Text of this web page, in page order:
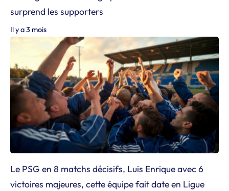
surprend les supporters
Il y a 3 mois
Le PSG en 8 matchs décisifs, Luis Enrique avec 6
victoires majeures, cette équipe fait date en Ligue